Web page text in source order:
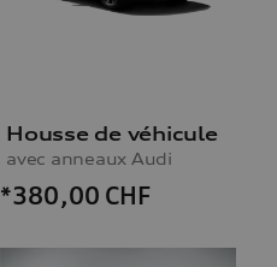
Housse de véhicule
avec anneaux Audi
*380,00 CHF